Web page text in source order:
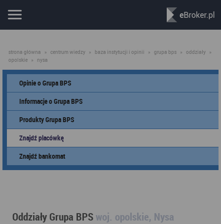
strona główna » centrum wiedzy » baza instytucji i opinii » grupa bps » oddziały »
opolskie » nysa
Opinie o Grupa BPS
Informacje o Grupa BPS
Produkty Grupa BPS
Znajdź placówkę
Znajdź bankomat
Oddziały Grupa BPS woj. opolskie, Nysa